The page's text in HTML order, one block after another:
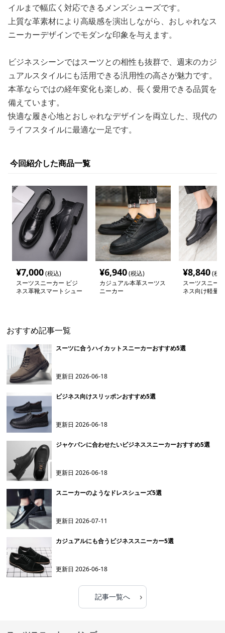
イルまで幅広く対応できるメンズシューズです。
上質な革素材により高級感を演出しながら、おしゃれなス
ニーカーデザインでモダンな印象を与えます。
ビジネスシーンではスーツとの相性も抜群で、週末のカジ
ュアルスタイルにも活用できる汎用性の高さが魅力です。
本革ならではの経年変化も楽しめ、長く愛用できる品質を
備えています。
快適な履き心地とおしゃれなデザインを両立した、現代の
ライフスタイルに最適な一足です。
今回紹介した商品一覧
¥7,000(税込)
スーツスニーカー ビジ
ネス革靴スマートシュー
¥6,940(税込)
カジュアル本革スーツス
ニーカー
¥8,840(税
スーツスニー
ネス向け軽量
おすすめ記事一覧
スーツに合うハイカットスニーカーおすすめ5選
更新日2026-06-18
ビジネス向けスリッポンおすすめ5選
更新日2026-06-18
ジャケパンに合わせたいビジネススニーカーおすすめ5選
更新日2026-06-18
スニーカーのようなドレスシューズ5選
更新日2026-07-11
カジュアルにも合うビジネススニーカー5選
更新日2026-06-18
記事一覧へ ›